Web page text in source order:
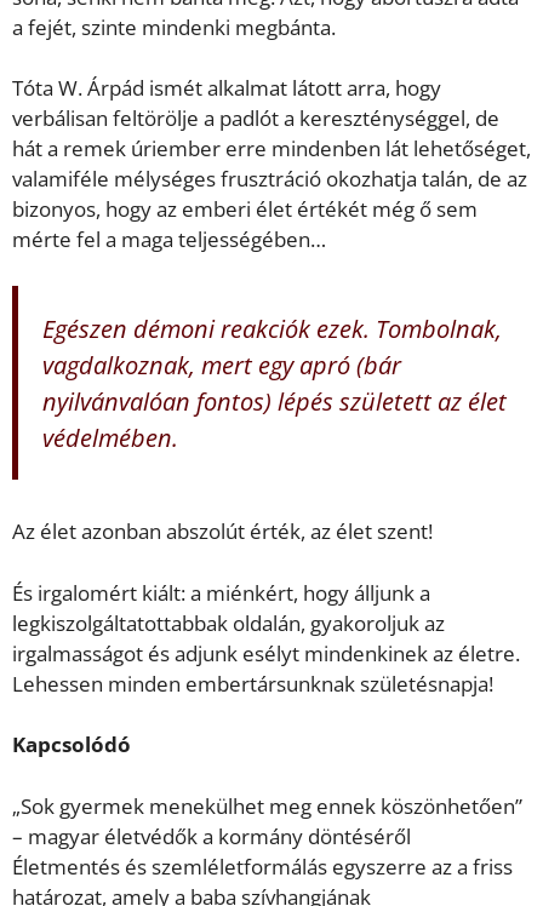
a fejét, szinte mindenki megbánta.
Tóta W. Árpád ismét alkalmat látott arra, hogy
verbálisan feltörölje a padlót a kereszténységgel, de
hát a remek úriember erre mindenben lát lehetőséget,
valamiféle mélységes frusztráció okozhatja talán, de az
bizonyos, hogy az emberi élet értékét még ő sem
mérte fel a maga teljességében…
Egészen démoni reakciók ezek. Tombolnak,
vagdalkoznak, mert egy apró (bár
nyilvánvalóan fontos) lépés született az élet
védelmében.
Az élet azonban abszolút érték, az élet szent!
És irgalomért kiált: a miénkért, hogy álljunk a
legkiszolgáltatottabbak oldalán, gyakoroljuk az
irgalmasságot és adjunk esélyt mindenkinek az életre.
Lehessen minden embertársunknak születésnapja!
Kapcsolódó
„Sok gyermek menekülhet meg ennek köszönhetően”
– magyar életvédők a kormány döntéséről
Életmentés és szemléletformálás egyszerre az a friss
határozat, amely a baba szívhangjának